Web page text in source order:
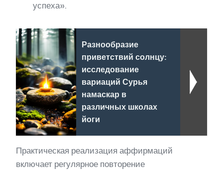
успеха».
Разнообразие
приветствий солнцу:
исследование
вариаций Сурья
намаскар в
различных школах
йоги
Практическая реализация аффирмаций
включает регулярное повторение